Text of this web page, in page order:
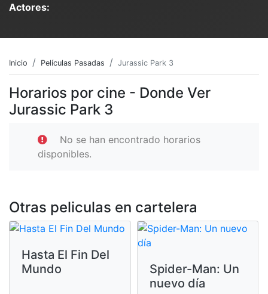
Actores:
Inicio Películas Pasadas Jurassic Park 3
Horarios por cine - Donde Ver
Jurassic Park 3
No se han encontrado horarios
disponibles.
Otras peliculas en cartelera
Hasta El Fin Del
Mundo
Spider-Man: Un
nuevo día